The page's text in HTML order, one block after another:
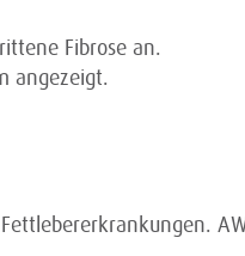
Fibrose an.
angezeigt.